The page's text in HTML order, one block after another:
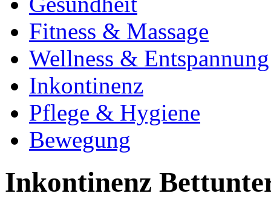
Fitness & Massage
Wellness & Entspannung
Inkontinenz
Pflege & Hygiene
Bewegung
Inkontinenz